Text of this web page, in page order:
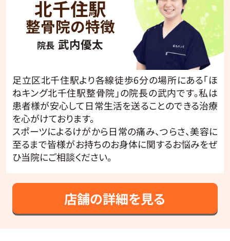
北千住駅
整骨院の特徴
院長 武内優太
足立区北千住駅より各線徒歩6分の場所にある「ほ
ねキング北千住駅整骨院」の院長の武内です。私は
患者様が安心して日常生活を送ることのできる治療
を心がけております。
スポーツによるけがから日常の痛み、つらさ、美容に
至るまで皆様がお持ちのお身体に関するお悩みをぜ
ひ当院にご相談ください。
店舗の詳細を見る